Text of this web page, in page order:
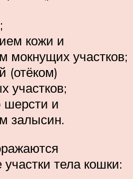
кожи и
мокнущих участков;
(отёком)
участков;
шерсти и
залысин.
тела кошки: